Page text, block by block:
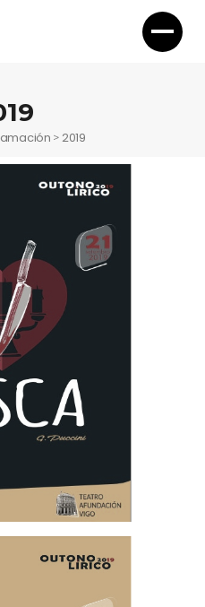
> 2019
Mano
2019